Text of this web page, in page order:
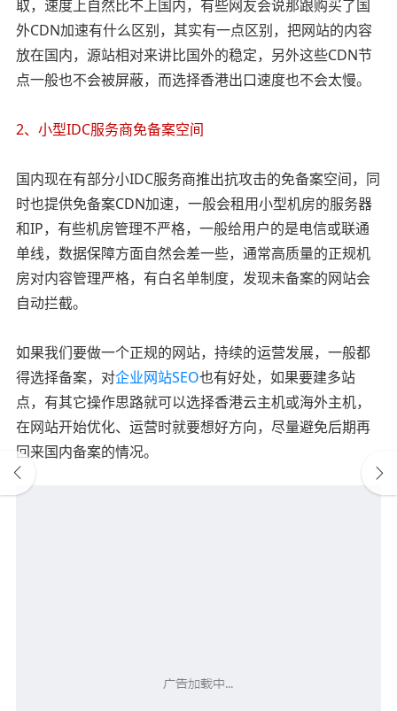
取，速度上自然比不上国内，有些网友会说那跟购买了国
外CDN加速有什么区别，其实有一点区别，把网站的内容
放在国内，源站相对来讲比国外的稳定，另外这些CDN节
点一般也不会被屏蔽，而选择香港出口速度也不会太慢。
2、小型IDC服务商免备案空间
国内现在有部分小IDC服务商推出抗攻击的免备案空间，同
时也提供免备案CDN加速，一般会租用小型机房的服务器
和IP，有些机房管理不严格，一般给用户的是电信或联通
单线，数据保障方面自然会差一些，通常高质量的正规机
房对内容管理严格，有白名单制度，发现未备案的网站会
自动拦截。
如果我们要做一个正规的网站，持续的运营发展，一般都
得选择备案，对企业网站SEO也有好处，如果要建多站
点，有其它操作思路就可以选择香港云主机或海外主机，
在网站开始优化、运营时就要想好方向，尽量避免后期再
回来国内备案的情况。